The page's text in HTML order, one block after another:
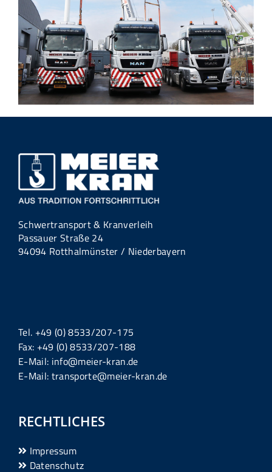
Schwertransport & Kranverleih
Passauer Straße 24
94094 Rotthalmünster / Niederbayern
Tel. +49 (0) 8533/207-175
Fax: +49 (0) 8533/207-188
E-Mail: info@meier-kran.de
E-Mail: transporte@meier-kran.de
RECHTLICHES
Impressum
Datenschutz